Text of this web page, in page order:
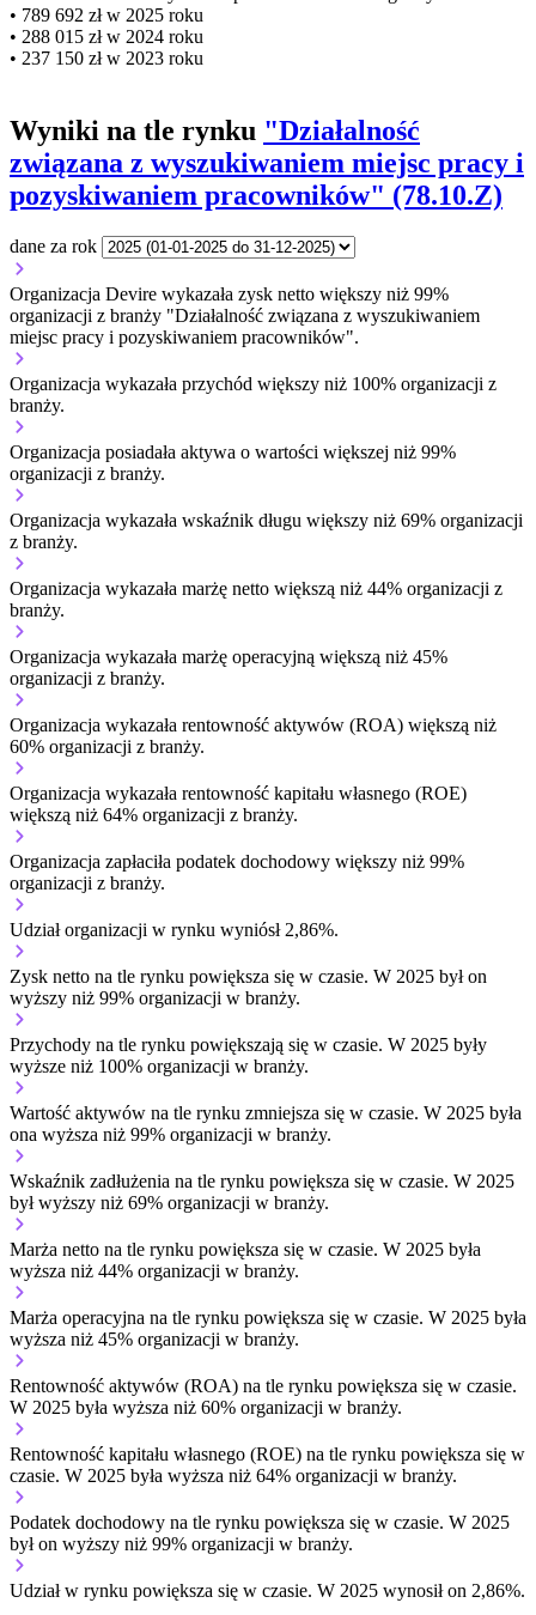
• 789 692 zł w 2025 roku
• 288 015 zł w 2024 roku
• 237 150 zł w 2023 roku
Wyniki na tle rynku "Działalność
związana z wyszukiwaniem miejsc pracy i
pozyskiwaniem pracowników" (78.10.Z)
dane za rok
Organizacja Devire wykazała zysk netto większy niż 99%
organizacji z branży "Działalność związana z wyszukiwaniem
miejsc pracy i pozyskiwaniem pracowników".
Organizacja wykazała przychód większy niż 100% organizacji z
branży.
Organizacja posiadała aktywa o wartości większej niż 99%
organizacji z branży.
Organizacja wykazała wskaźnik długu większy niż 69% organizacji
z branży.
Organizacja wykazała marżę netto większą niż 44% organizacji z
branży.
Organizacja wykazała marżę operacyjną większą niż 45%
organizacji z branży.
Organizacja wykazała rentowność aktywów (ROA) większą niż
60% organizacji z branży.
Organizacja wykazała rentowność kapitału własnego (ROE)
większą niż 64% organizacji z branży.
Organizacja zapłaciła podatek dochodowy większy niż 99%
organizacji z branży.
Udział organizacji w rynku wyniósł 2,86%.
Zysk netto na tle rynku powiększa się w czasie. W 2025 był on
wyższy niż 99% organizacji w branży.
Przychody na tle rynku powiększają się w czasie. W 2025 były
wyższe niż 100% organizacji w branży.
Wartość aktywów na tle rynku zmniejsza się w czasie. W 2025 była
ona wyższa niż 99% organizacji w branży.
Wskaźnik zadłużenia na tle rynku powiększa się w czasie. W 2025
był wyższy niż 69% organizacji w branży.
Marża netto na tle rynku powiększa się w czasie. W 2025 była
wyższa niż 44% organizacji w branży.
Marża operacyjna na tle rynku powiększa się w czasie. W 2025 była
wyższa niż 45% organizacji w branży.
Rentowność aktywów (ROA) na tle rynku powiększa się w czasie.
W 2025 była wyższa niż 60% organizacji w branży.
Rentowność kapitału własnego (ROE) na tle rynku powiększa się w
czasie. W 2025 była wyższa niż 64% organizacji w branży.
Podatek dochodowy na tle rynku powiększa się w czasie. W 2025
był on wyższy niż 99% organizacji w branży.
Udział w rynku powiększa się w czasie. W 2025 wynosił on 2,86%.